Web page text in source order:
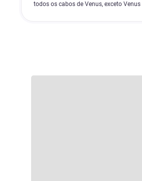
todos os cabos de Venus, exceto